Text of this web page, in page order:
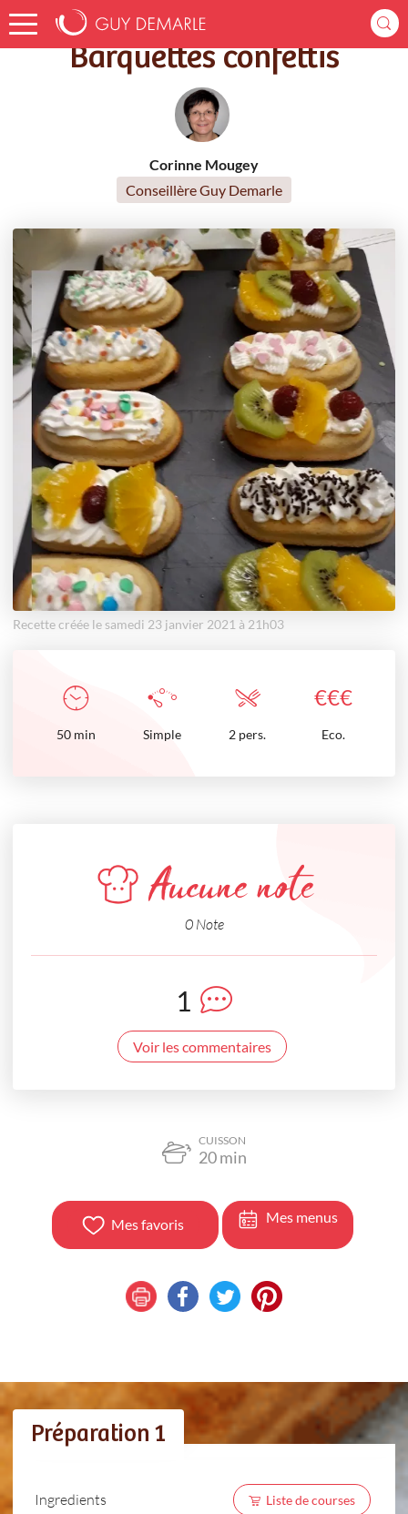
Accueil Recettes Barquettes confettis
Barquettes confettis
Corinne Mougey
Conseillère Guy Demarle
Recette créée le samedi 23 janvier 2021 à 21h03
€€€
50 min Simple 2 pers. Eco.
Aucune note
0 Note
1
Voir les commentaires
CUISSON
20min
Mes favoris Mes menus
Préparation 1
Ingredients Liste de courses